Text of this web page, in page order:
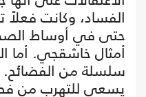
الفساد، وكانت فعلاً
حتى في أوساط
أمثال خاشقجي. أما
سلسلة من
يسعى للتهرب من